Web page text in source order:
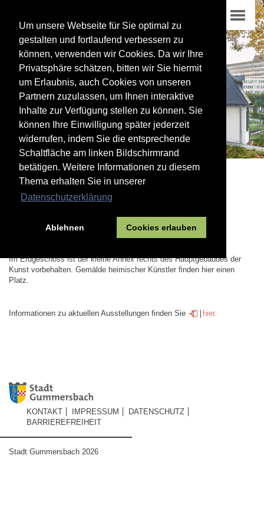
Um unsere Webseite für Sie optimal zu
gestalten und fortlaufend verbessern zu
können, verwenden wir Cookies. Da wir Ihre
Privatsphäre schätzen, bitten wir Sie hiermit
um Erlaubnis, auch Cookies von unseren
Partnern zuzulassen, um Ihnen interaktive
Inhalte zur Verfügung stellen zu können. Sie
können Ihre Einwilligung später jederzeit
widerrufen, indem Sie die entsprechende
Schaltfläche am linken Bildschirmrand
betätigen. Weitere Informationen zu diesem
Thema erhalten Sie in unserer
Datenschutzerklärung
Ablehnen Cookies erlauben
02
Alte Vogtei
Kunstfenster
Im Erdgeschoss ist der kleine Annex rechts des Hauptgebäudes der
Kunst vorbehalten. Gemälde heimischer Künstler finden hier einen
Platz.
Informationen zu aktuellen Ausstellungen finden Sie hier.
KONTAKT IMPRESSUM
DATENSCHUTZ
BARRIEREFREIHEIT
Stadt Gummersbach 2026